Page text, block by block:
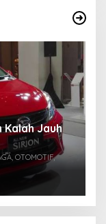
Kalah Jauh
OTOMOTIF,